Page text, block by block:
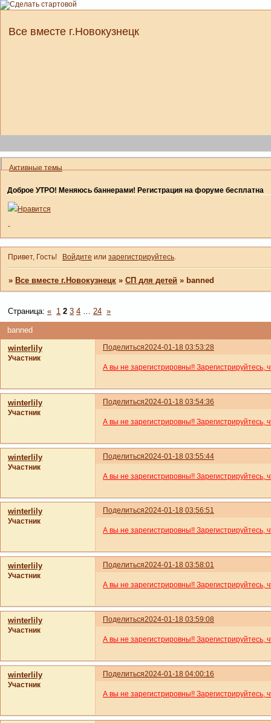
Все вместе г.Новокузнецк
Активные темы
Доброе УТРО! Меняюсь баннерами! Регистрация на форуме бесплатна
Нравится
-
Привет, Гость! Войдите или зарегистрируйтесь.
»Все вместе г.Новокузнецк »СП для детей » banned
banned
Страница:« 1 2 3 4 … 24 »
Поделиться2024-01-18 03:53:28
winterlily
Участник
А вы не зарегистрировны!! Зарегистрируйтесь,
Поделиться2024-01-18 03:54:36
winterlily
Участник
А вы не зарегистрировны!! Зарегистрируйтесь,
Поделиться2024-01-18 03:55:44
winterlily
Участник
А вы не зарегистрировны!! Зарегистрируйтесь,
Поделиться2024-01-18 03:56:51
winterlily
Участник
А вы не зарегистрировны!! Зарегистрируйтесь,
Поделиться2024-01-18 03:58:01
winterlily
Участник
А вы не зарегистрировны!! Зарегистрируйтесь,
Поделиться2024-01-18 03:59:08
winterlily
Участник
А вы не зарегистрировны!! Зарегистрируйтесь,
Поделиться2024-01-18 04:00:16
winterlily
Участник
А вы не зарегистрировны!! Зарегистрируйтесь,